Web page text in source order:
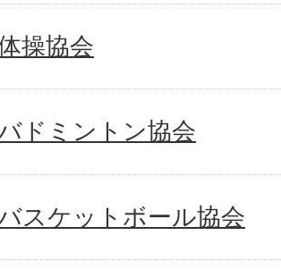
操協会
ドミントン協会
スケットボール協会